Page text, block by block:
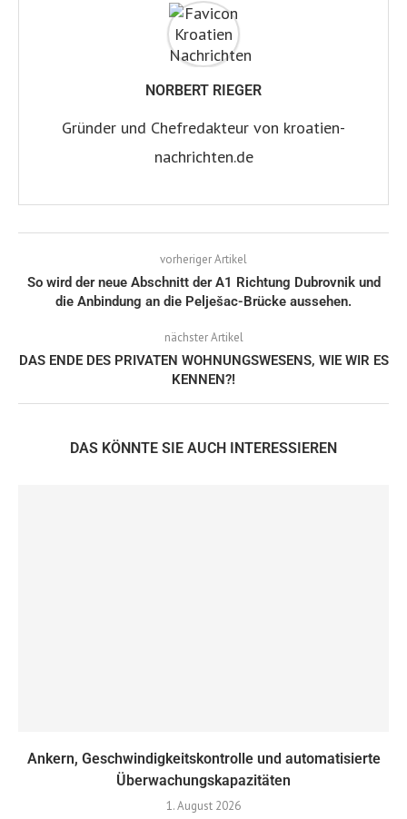
NORBERT RIEGER
Gründer und Chefredakteur von kroatien-
nachrichten.de
vorheriger Artikel
So wird der neue Abschnitt der A1 Richtung Dubrovnik und
die Anbindung an die Pelješac-Brücke aussehen.
nächster Artikel
DAS ENDE DES PRIVATEN WOHNUNGSWESENS, WIE WIR ES
KENNEN?!
DAS KÖNNTE SIE AUCH INTERESSIEREN
Ankern, Geschwindigkeitskontrolle und automatisierte
Überwachungskapazitäten
1. August 2026